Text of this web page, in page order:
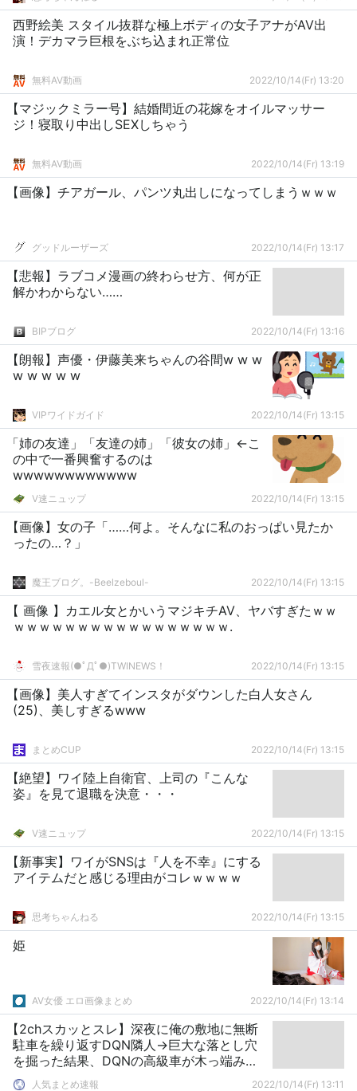
西野絵美 スタイル抜群な極上ボディの女子アナがAV出
演！デカマラ巨根をぶち込まれ正常位
無料AV動画 2022/10/14(Fr) 13:20
【マジックミラー号】結婚間近の花嫁をオイルマッサー
ジ！寝取り中出しSEXしちゃう
無料AV動画 2022/10/14(Fr) 13:19
【画像】チアガール、パンツ丸出しになってしまうｗｗｗ
グッドルーザーズ 2022/10/14(Fr) 13:17
【悲報】ラブコメ漫画の終わらせ方、何が正
解かわからない……
BIPブログ 2022/10/14(Fr) 13:16
【朗報】声優・伊藤美来ちゃんの谷間w w w
w w w w w
VIPワイドガイド 2022/10/14(Fr) 13:15
「姉の友達」「友達の姉」「彼女の姉」←こ
の中で一番興奮するのは
wwwwwwwwwwww
V速ニュップ 2022/10/14(Fr) 13:15
【画像】女の子「……何よ。そんなに私のおっぱい見たか
ったの…？」
魔王ブログ。-Beelzeboul- 2022/10/14(Fr) 13:15
【 画像 】カエル女とかいうマジキチAV、ヤバすぎたｗｗ
ｗｗｗｗｗｗｗｗｗｗｗｗｗｗｗｗｗ.
雪夜速報(●ﾟДﾟ●)TWINEWS！ 2022/10/14(Fr) 13:15
【画像】美人すぎてインスタがダウンした白人女さん
(25)、美しすぎるwww
まとめCUP 2022/10/14(Fr) 13:15
【絶望】ワイ陸上自衛官、上司の『こんな
姿』を見て退職を決意・・・
V速ニュップ 2022/10/14(Fr) 13:15
【新事実】ワイがSNSは『人を不幸』にする
アイテムだと感じる理由がコレｗｗｗｗ
思考ちゃんねる 2022/10/14(Fr) 13:15
姫
AV女優 エロ画像まとめ 2022/10/14(Fr) 13:14
【2chスカッとスレ】深夜に俺の敷地に無断
駐車を繰り返すDQN隣人→巨大な落とし穴
を掘った結果、DQNの高級車が木っ端みじ
んにw【ゆっくり】
人気まとめ速報 2022/10/14(Fr) 13:11